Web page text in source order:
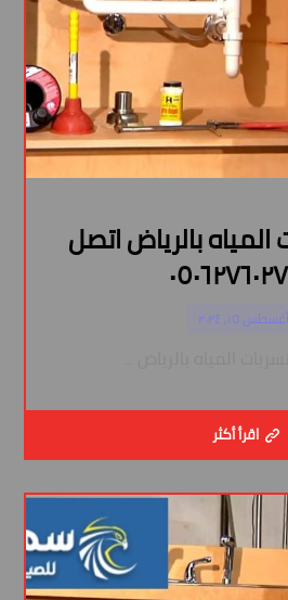
بالرياض اتصل
أغسطس ١٥, ٢٠٢٤
اقرأ أكثر